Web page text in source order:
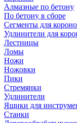
Алмазные по бетону
По бетону в сборе
Сегменты для
Удлинители для
Лестницы
Ломы
Ножи
Ножовки
Пики
Стремянки
Удлинители
Ящики для
Станки